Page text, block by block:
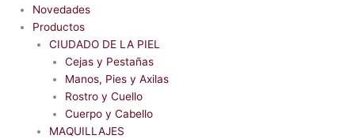
Novedades
Productos
CIUDADO DE LA PIEL
Cejas y Pestañas
Manos, Pies y Axilas
Rostro y Cuello
Cuerpo y Cabello
MAQUILLAJES